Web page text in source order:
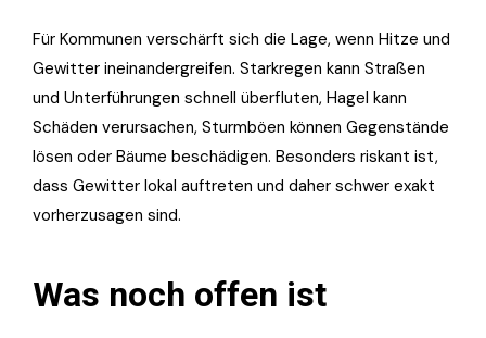
Für Kommunen verschärft sich die Lage, wenn Hitze und
Gewitter ineinandergreifen. Starkregen kann Straßen
und Unterführungen schnell überfluten, Hagel kann
Schäden verursachen, Sturmböen können Gegenstände
lösen oder Bäume beschädigen. Besonders riskant ist,
dass Gewitter lokal auftreten und daher schwer exakt
vorherzusagen sind.
Was noch offen ist